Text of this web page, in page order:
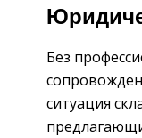
Без
ситуация